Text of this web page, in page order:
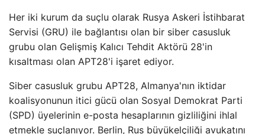
Her iki kurum da suçlu olarak Rusya Askeri İstihbarat
Servisi (GRU) ile bağlantısı olan bir siber casusluk
grubu olan Gelişmiş Kalıcı Tehdit Aktörü 28'in
kısaltması olan APT28'i işaret ediyor.
Siber casusluk grubu APT28, Almanya'nın iktidar
koalisyonunun itici gücü olan Sosyal Demokrat Parti
(SPD) üyelerinin e-posta hesaplarının gizliliğini ihlal
etmekle suçlanıyor. Berlin, Rus büyükelçiliği avukatını